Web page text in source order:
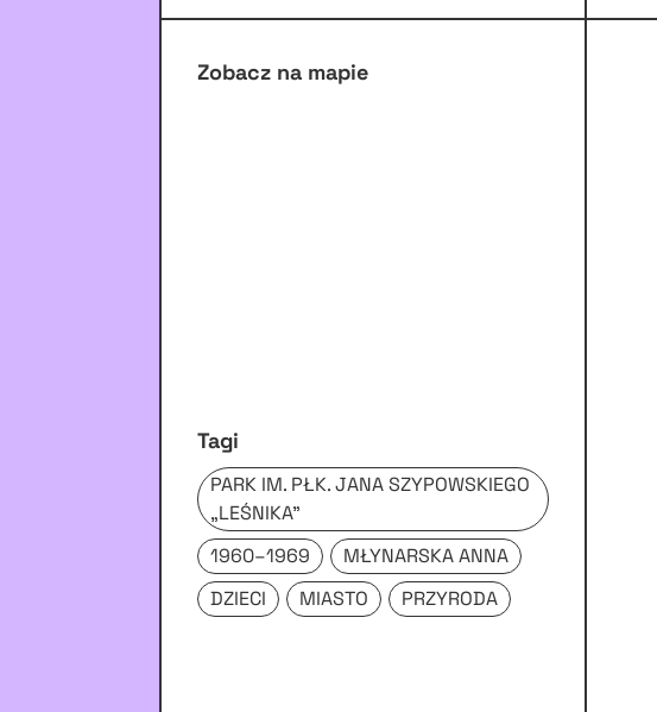
Zobacz na mapie
Tagi
PARK IM. PŁK. JANA SZYPOWSKIEGO
„LEŚNIKA”
1960–1969
MŁYNARSKA ANNA
DZIECI
MIASTO PRZYRODA